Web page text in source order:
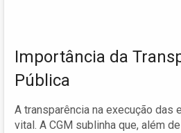
Importância da
Pública
A transparência na execução das
vital. A CGM sublinha que, além